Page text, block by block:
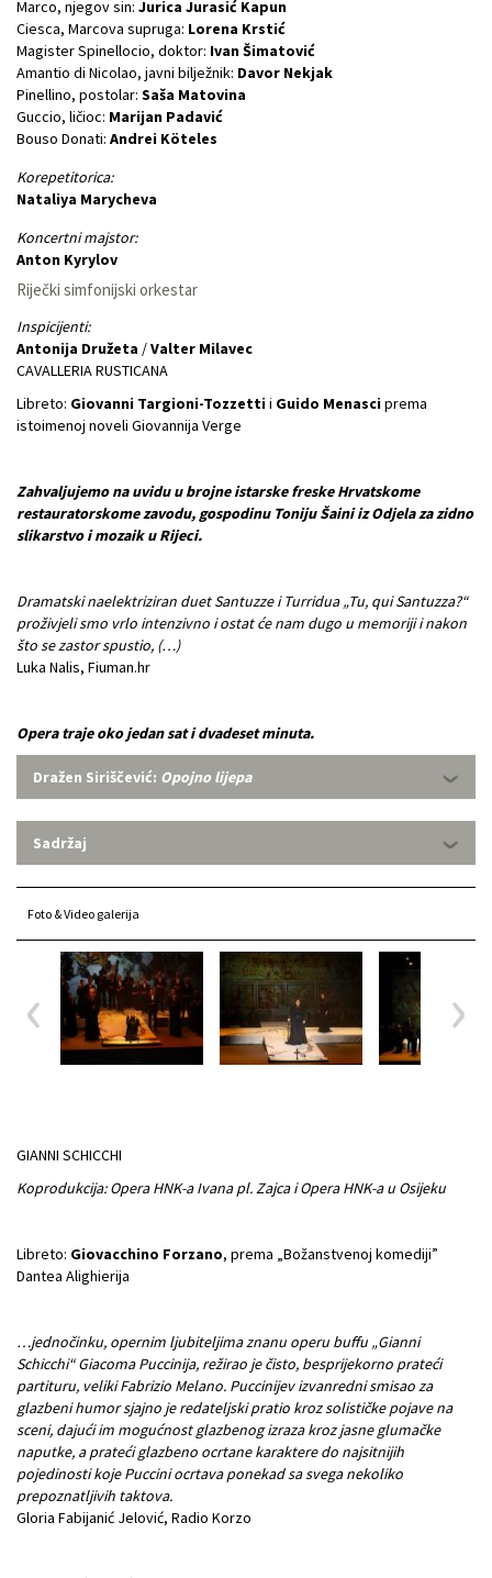
Marco, njegov sin: Jurica Jurasić Kapun
Ciesca, Marcova supruga: Lorena Krstić
Magister Spinellocio, doktor: Ivan Šimatović
Amantio di Nicolao, javni bilježnik: Davor Nekjak
Pinellino, postolar: Saša Matovina
Guccio, ličioc: Marijan Padavić
Bouso Donati: Andrei Köteles
Korepetitorica:
Nataliya Marycheva
Koncertni majstor:
Anton Kyrylov
Riječki simfonijski orkestar
Inspicijenti:
Antonija Družeta /Valter Milavec
CAVALLERIA RUSTICANA
Libreto: Giovanni Targioni-Tozzettii Guido Menasciprema
istoimenoj noveli Giovannija Verge
Zahvaljujemo na uvidu u brojne istarske freske Hrvatskome
restauratorskome zavodu, gospodinu Toniju Šaini iz Odjela za zidno
slikarstvo i mozaik u Rijeci.
Dramatski naelektriziran duet Santuzze i Turridua „Tu, qui Santuzza?“
proživjeli smo vrlo intenzivno i ostat će nam dugo u memoriji i nakon
što se zastor spustio, (…)
Luka Nalis, Fiuman.hr
Opera traje oko jedan sat i dvadeset minuta.
Dražen Siriščević: Opojno lijepa
Sadržaj
Foto & Video galerija
GIANNI SCHICCHI
Koprodukcija: Opera HNK-a Ivana pl. Zajca i Opera HNK-a u Osijeku
Libreto: Giovacchino Forzano, prema „Božanstvenoj komediji”
Dantea Alighierija
…jednočinku, opernim ljubiteljima znanu operu buffu „Gianni
Schicchi“ Giacoma Puccinija, režirao je čisto, besprijekorno prateći
partituru, veliki Fabrizio Melano. Puccinijev izvanredni smisao za
glazbeni humor sjajno je redateljski pratio kroz solističke pojave na
sceni, dajući im mogućnost glazbenog izraza kroz jasne glumačke
naputke, a prateći glazbeno ocrtane karaktere do najsitnijih
pojedinosti koje Puccini ocrtava ponekad sa svega nekoliko
prepoznatljivih taktova.
Gloria Fabijanić Jelović, Radio Korzo